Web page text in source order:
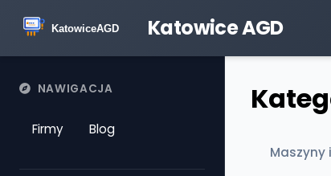
Katowice AGD
NAWIGACJA
Firmy Blog
Maszyny